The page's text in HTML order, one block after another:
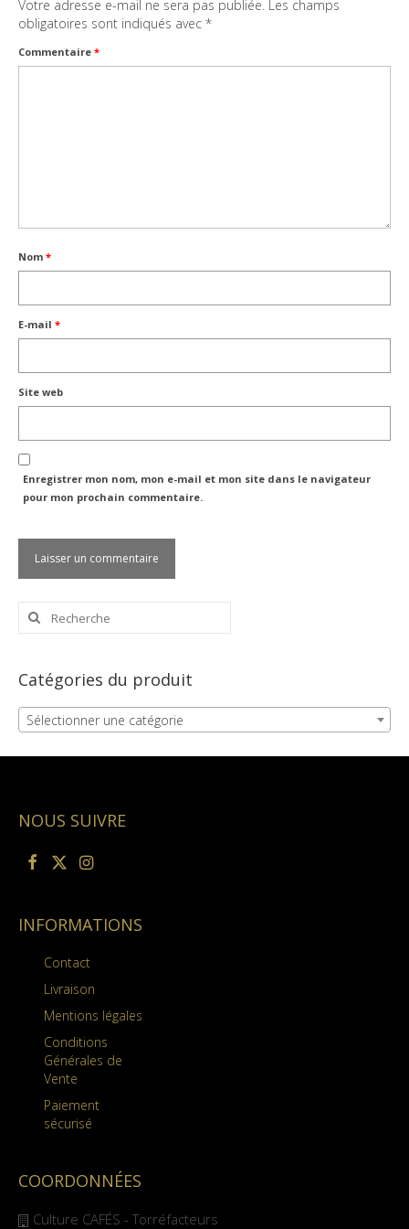
Votre adresse e-mail ne sera pas publiée. Les champs
obligatoires sont indiqués avec *
Commentaire *
Nom *
E-mail *
Site web
Enregistrer mon nom, mon e-mail et mon site dans le navigateur
pour mon prochain commentaire.
Rechercher
Catégories du produit
Sélectionner une catégorie
NOUS SUIVRE
INFORMATIONS
Contact
Livraison
Mentions légales
Conditions
Générales de
Vente
Paiement
sécurisé
COORDONNÉES
Culture CAFÉS - Torréfacteurs